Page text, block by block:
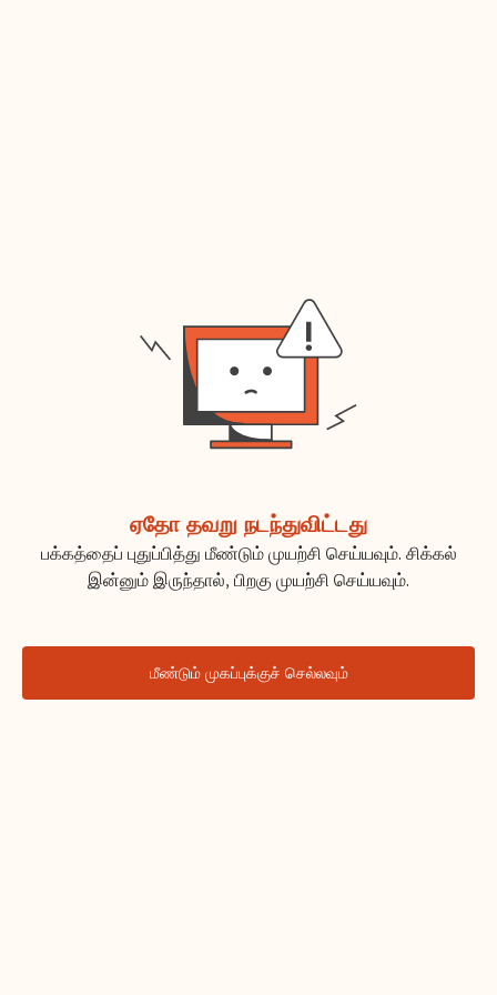
ஏதோ தவறு நடந்துவிட்டது
பக்கத்தைப் புதுப்பித்து மீண்டும் முயற்சி செய்யவும். சிக்கல்
இன்னும் இருந்தால், பிறகு முயற்சி செய்யவும்.
மீண்டும் முகப்புக்குச் செல்லவும்